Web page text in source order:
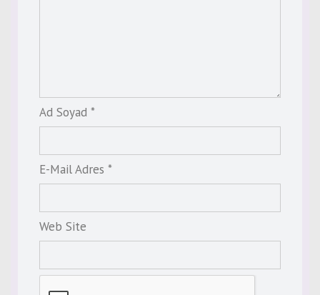
Ad Soyad *
E-Mail Adres *
Web Site